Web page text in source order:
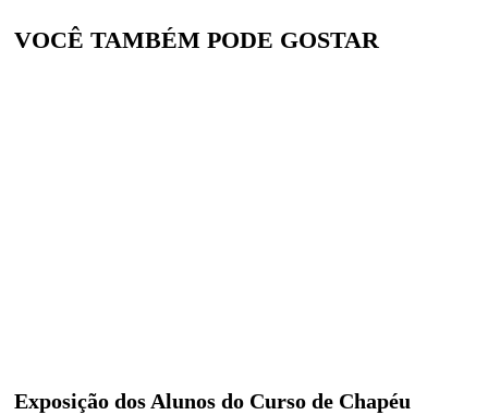
VOCÊ TAMBÉM PODE GOSTAR
Exposição dos Alunos do Curso de Chapéu